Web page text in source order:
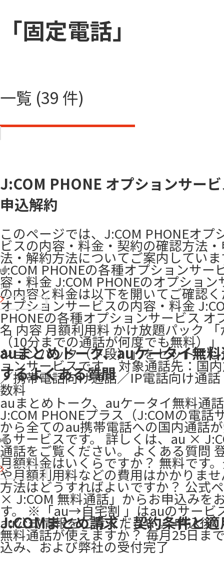
「固定電話」
一覧 (39 件)
J:COM PHONE オプションサー
申込解約
このページでは、J:COM PHONEオプ
ビスの内容・料金・契約の確認方法
法・解約方法についてご案内していま
J:COM PHONEの各種オプションサー
容・料金 J:COM PHONEのオプション
の内容と料金は以下を開いてご確認
オプションサービスの内容・料金
PHONEの各種オプションサービス オ
名 内容 月額利用料 かけ放題パック
（10分までの通話が何度でも無料）
ションパック（下段）」をセットに
ョンサービスです。 対象通話先：国
／携帯電話向け通話／IP電話向け通
数料
143
auまとめトーク、auケータイ無
するよくある質問
auまとめトーク、auケータイ無料通
J:COM PHONEプラス（J:COMの電話
から全てのau携帯電話への国内通話
るサービスです。 詳しくは、au ×
通話をご覧ください。 よくある質問
月額料金はいくらですか？ 無料です
や月額利用料などの費用はかかりま
方法はどうすればよいですか？ 公式
× J:COM 無料通話」からお申込みを
す。 ※「au→自宅割 」はauのサービ
au公式情報をご覧ください。 申込後
無料通話が使えますか？ 毎月25日ま
込み、および弊社の受付完了
10
J:COMまとめ請求｜契約条件と